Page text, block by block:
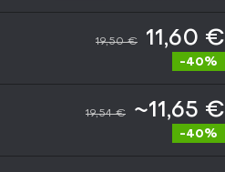
19,50 € 11,60 €
-40%
19,54 € ~11,65 €
-40%